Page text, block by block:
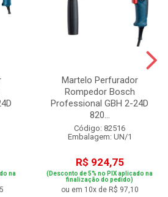
na
Martelo Perfurador
Rompedor Bosch
Professional GBH 2-24D
820...
Código: 82516
Embalagem: UN/1
R$ 924,75
(Desconto de 5% no PIX aplicado na
finalização do pedido)
ou em 10x de R$ 97,10